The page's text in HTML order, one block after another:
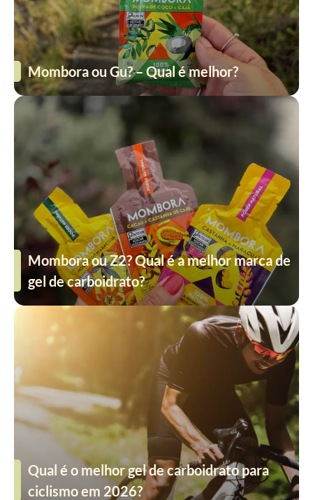
Mombora ou Gu? – Qual é melhor?
Mombora ou Z2? Qual é a melhor marca de
gel de carboidrato?
Qual é o melhor gel de carboidrato para
ciclismo em 2026?